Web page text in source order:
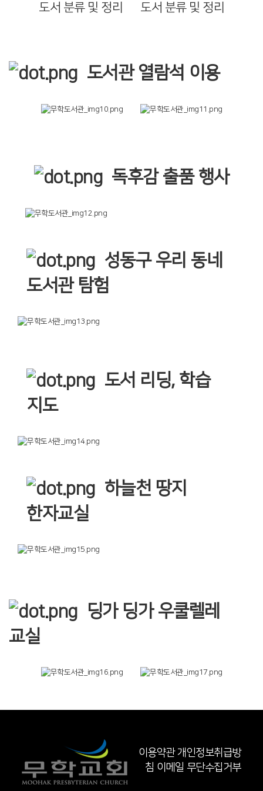
도서 분류 및 정리 도서 분류 및 정리
도서관 열람석 이용
독후감 출품 행사
성동구 우리 동네
도서관 탐험
도서 리딩, 학습
지도
하늘천 땅지
한자교실
딩가 딩가 우쿨렐레
교실
이용약관 개인정보취급방
침 이메일 무단수집거부